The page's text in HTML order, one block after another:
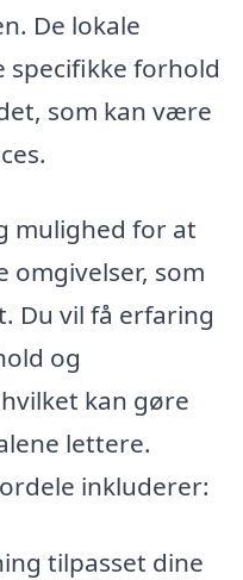
De lokale
specifikke forhold
som kan være
mulighed for at
omgivelser, som
Du vil få erfaring
og
kan gøre
lettere.
inkluderer:
tilpasset dine